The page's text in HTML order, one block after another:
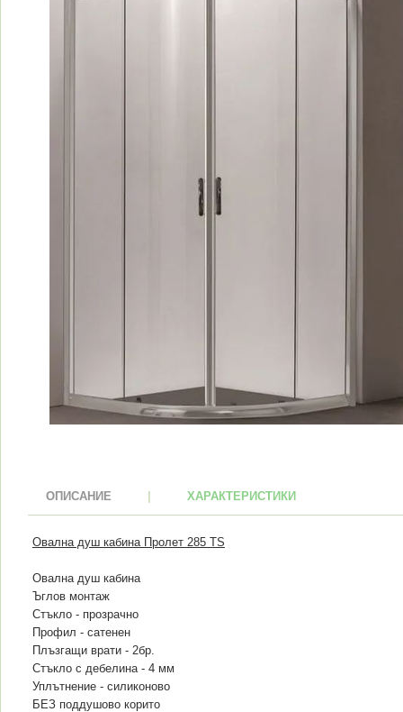
ОПИСАНИЕ ХАРАКТЕРИСТИКИ
Овална душ кабина Пролет 285 TS
Овална душ кабина
Ъглов монтаж
Стъкло - прозрачно
Профил - сатенен
Плъзгащи врати - 2бр.
Стъкло с дебелина - 4 мм
Уплътнение - силиконово
БЕЗ поддушово корито